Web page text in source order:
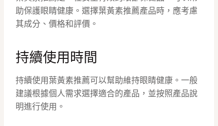
助保護眼睛健康。選擇葉黃素推薦產品時，應考慮
其成分、價格和評價。
持續使用時間
持續使用葉黃素推薦可以幫助維持眼睛健康。一般
建議根據個人需求選擇適合的產品，並按照產品說
明進行使用。